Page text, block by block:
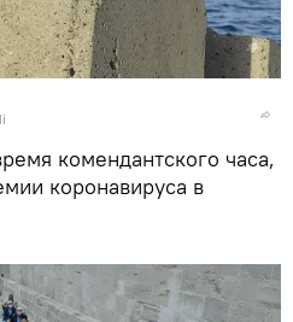
комендантского часа,
коронавируса в